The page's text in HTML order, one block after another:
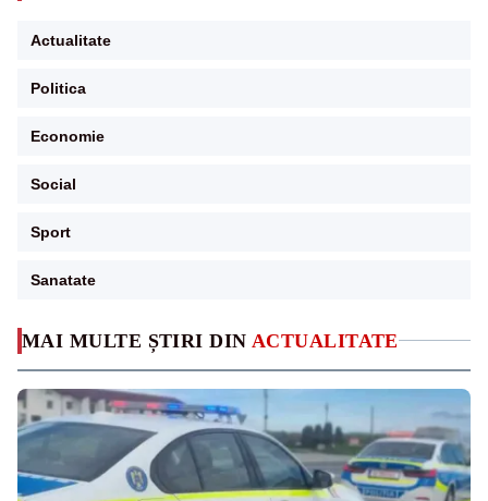
MAI MULTE ȘTIRI DIN ACTUALITATE
Actualitate
Politica
Economie
Social
Sport
Sanatate